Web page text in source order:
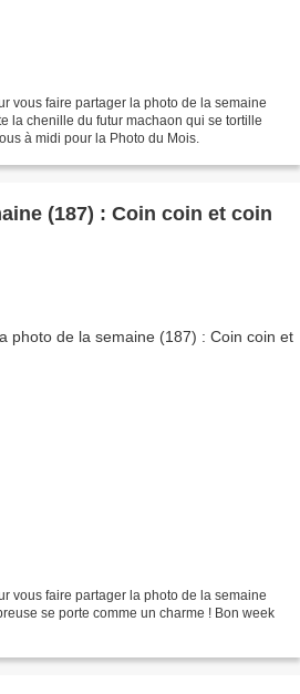
vous faire partager la photo de la semaine
la chenille du futur machaon qui se tortille
à midi pour la Photo du Mois.
(187) : Coin coin et coin
vous faire partager la photo de la semaine
se porte comme un charme ! Bon week